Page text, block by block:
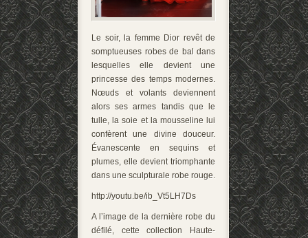
Le soir, la femme Dior revêt de
somptueuses robes de bal dans
lesquelles elle devient une
princesse des temps modernes.
Nœuds et volants deviennent
alors ses armes tandis que le
tulle, la soie et la mousseline lui
confèrent une divine douceur.
Évanescente en sequins et
plumes, elle devient triomphante
dans une sculpturale robe rouge.
http://youtu.be/ib_Vt5LH7Ds
A l’image de la dernière robe du
défilé, cette collection Haute-